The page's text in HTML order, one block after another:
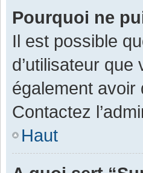
Pourquoi ne
Il est possible
d’utilisateur
également avoir
Contactez
Haut